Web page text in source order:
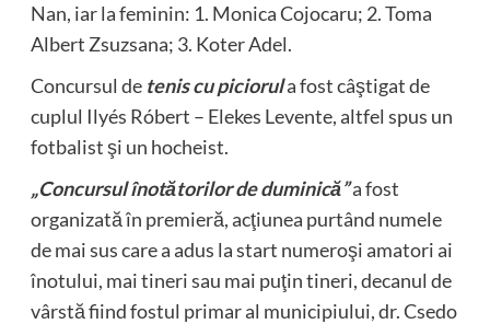
Nan, iar la feminin: 1. Monica Cojocaru; 2. Toma
Albert Zsuzsana; 3. Koter Adel.
Concursul de tenis cu piciorula fost câştigat de
cuplul Ilyés Róbert – Elekes Levente, altfel spus un
fotbalist şi un hocheist.
„Concursul înotătorilor de duminică”a fost
organizată în premieră, acţiunea purtând numele
de mai sus care a adus la start numeroşi amatori ai
înotului, mai tineri sau mai puţin tineri, decanul de
vârstă fiind fostul primar al municipiului, dr. Csedo